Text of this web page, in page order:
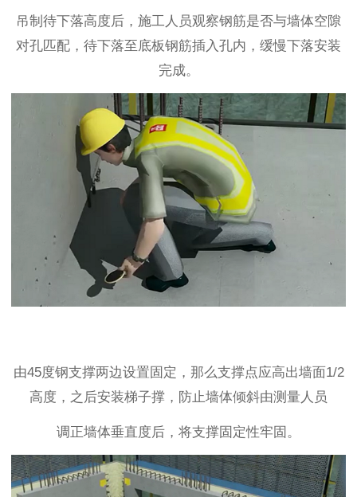
吊制待下落高度后，施工人员观察钢筋是否与墙体空隙
对孔匹配，待下落至底板钢筋插入孔内，缓慢下落安装
完成。
由45度钢支撑两边设置固定，那么支撑点应高出墙面1/2
高度，之后安装梯子撑，防止墙体倾斜由测量人员
调正墙体垂直度后，将支撑固定性牢固。